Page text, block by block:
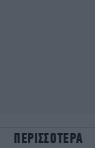
ΠΕΡΙΣΣΟΤΕΡΑ